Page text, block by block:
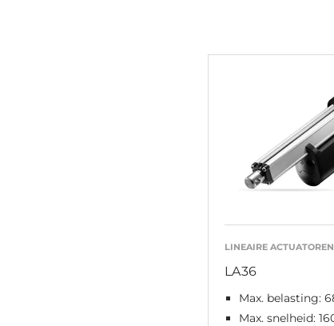
LINEAIRE ACTUATOREN
LA36
Max. belasting:
Max. snelheid: